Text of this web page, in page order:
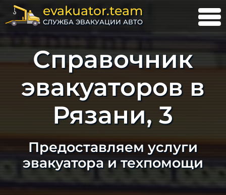
evakuator.team
СЛУЖБА ЭВАКУАЦИИ АВТО
Справочник
эвакуаторов в
Рязани, 3
Предоставляем услуги
эвакуатора и техпомощи